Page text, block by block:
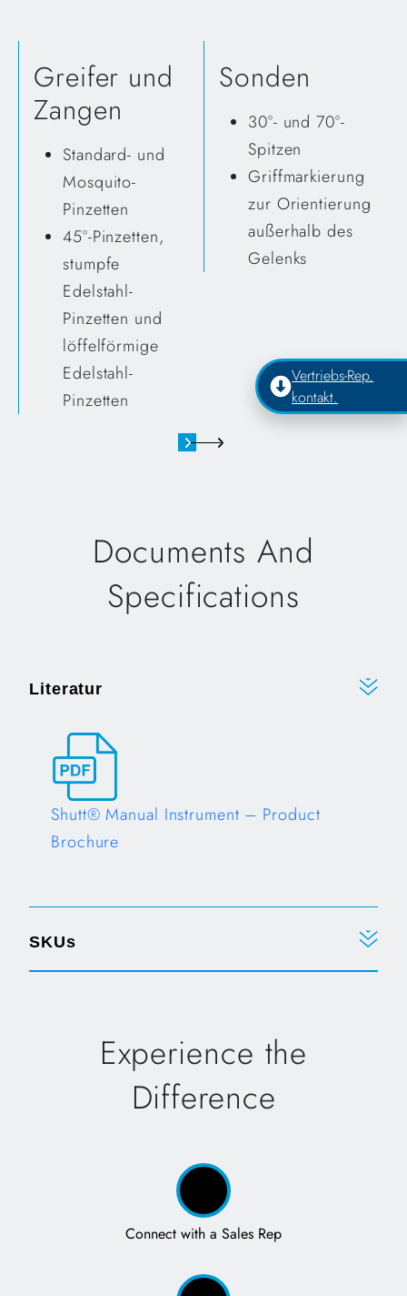
Greifer und
Zangen
Standard- und
Mosquito-
Pinzetten
45°-Pinzetten,
stumpfe
Edelstahl-
Pinzetten und
löffelförmige
Edelstahl-
Pinzetten
Sonden
30°- und 70°-
Spitzen
Griffmarkierung
zur Orientierung
außerhalb des
Gelenks
Documents And
Specifications
Literatur
Shutt® Manual Instrument – Product
Brochure
SKUs
Experience the
Difference
Connect with a Sales Rep
Vertriebs-Rep.
kontakt.